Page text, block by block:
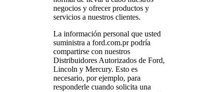
negocios y ofrecer productos y
servicios a nuestros clientes.
La información personal que usted
suministra a ford.com.pr podría
compartirse con nuestros
Distribuidores Autorizados de Ford,
Lincoln y Mercury. Esto es
necesario, por ejemplo, para
responderle cuando solicita una